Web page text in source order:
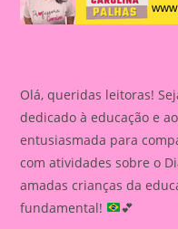
Olá, queridas leitoras!
dedicado à educação e
entusiasmada para
com atividades sobre o
amadas crianças da
fundamental!
💕